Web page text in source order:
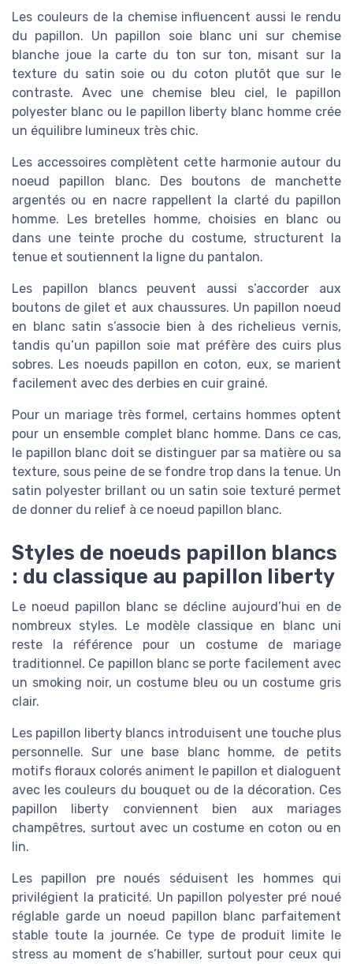
Les couleurs de la chemise influencent aussi le rendu
du papillon. Un papillon soie blanc uni sur chemise
blanche joue la carte du ton sur ton, misant sur la
texture du satin soie ou du coton plutôt que sur le
contraste. Avec une chemise bleu ciel, le papillon
polyester blanc ou le papillon liberty blanc homme crée
un équilibre lumineux très chic.
Les accessoires complètent cette harmonie autour du
noeud papillon blanc. Des boutons de manchette
argentés ou en nacre rappellent la clarté du papillon
homme. Les bretelles homme, choisies en blanc ou
dans une teinte proche du costume, structurent la
tenue et soutiennent la ligne du pantalon.
Les papillon blancs peuvent aussi s’accorder aux
boutons de gilet et aux chaussures. Un papillon noeud
en blanc satin s’associe bien à des richelieus vernis,
tandis qu’un papillon soie mat préfère des cuirs plus
sobres. Les noeuds papillon en coton, eux, se marient
facilement avec des derbies en cuir grainé.
Pour un mariage très formel, certains hommes optent
pour un ensemble complet blanc homme. Dans ce cas,
le papillon blanc doit se distinguer par sa matière ou sa
texture, sous peine de se fondre trop dans la tenue. Un
satin polyester brillant ou un satin soie texturé permet
de donner du relief à ce noeud papillon blanc.
Styles de noeuds papillon blancs
: du classique au papillon liberty
Le noeud papillon blanc se décline aujourd’hui en de
nombreux styles. Le modèle classique en blanc uni
reste la référence pour un costume de mariage
traditionnel. Ce papillon blanc se porte facilement avec
un smoking noir, un costume bleu ou un costume gris
clair.
Les papillon liberty blancs introduisent une touche plus
personnelle. Sur une base blanc homme, de petits
motifs floraux colorés animent le papillon et dialoguent
avec les couleurs du bouquet ou de la décoration. Ces
papillon liberty conviennent bien aux mariages
champêtres, surtout avec un costume en coton ou en
lin.
Les papillon pre noués séduisent les hommes qui
privilégient la praticité. Un papillon polyester pré noué
réglable garde un noeud papillon blanc parfaitement
stable toute la journée. Ce type de produit limite le
stress au moment de s’habiller, surtout pour ceux qui